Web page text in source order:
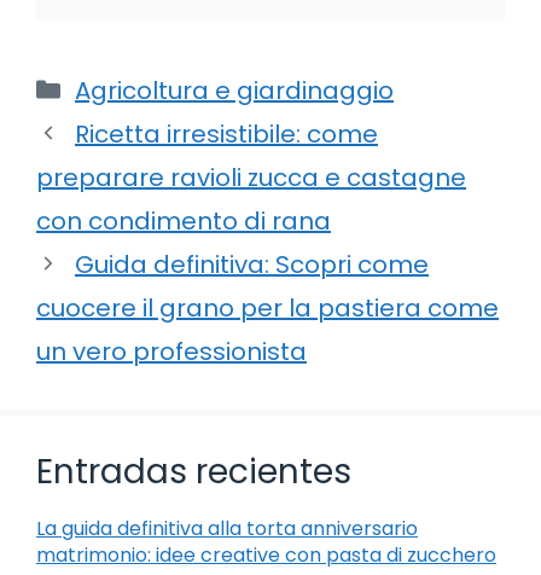
Categorie
Agricoltura e giardinaggio
Ricetta irresistibile: come
preparare ravioli zucca e castagne
con condimento di rana
Guida definitiva: Scopri come
cuocere il grano per la pastiera come
un vero professionista
Entradas recientes
La guida definitiva alla torta anniversario
matrimonio: idee creative con pasta di zucchero